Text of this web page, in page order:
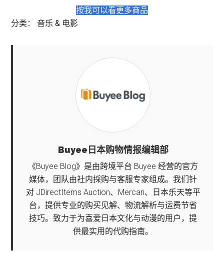
按我可以看更多商品
分类：音乐 & 电影
Buyee日本购物情报编辑部
《Buyee Blog》是由跨境平台 Buyee 经营的官方
媒体，团队由社内採购与客服专家组成。我们针
对 JDirectItems Auction、Mercari、日本乐天等平
台，提供专业的购买见解、物流解析与运费节省
技巧。致力于为喜爱日本文化与动漫的用户，提
供最实用的代购指南。